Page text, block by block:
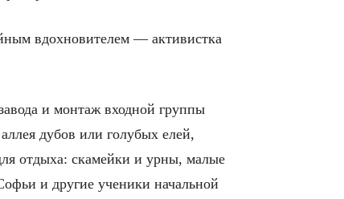
вдохновителем — активистка
и монтаж входной группы
дубов или голубых елей,
отдыха: скамейки и урны, малые
и другие ученики начальной